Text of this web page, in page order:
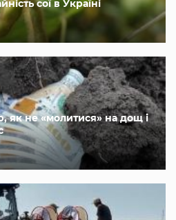
сої в Україні
як не «молитися» на дощ і